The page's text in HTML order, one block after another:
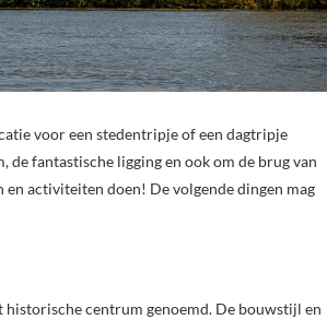
voor een stedentripje of een dagtripje
fantastische ligging en ook om de brug van
en activiteiten doen! De volgende dingen mag
centrum genoemd. De bouwstijl en